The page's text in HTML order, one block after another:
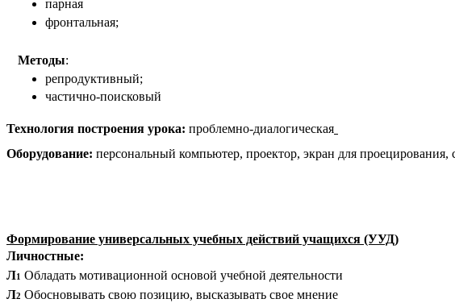
парная
фронтальная;
Методы:
репродуктивный;
частично-поисковый
Технология построения урока: проблемно-диалогическая
Оборудование: персональный компьютер, проектор, экран для
Формирование универсальных учебных действий учащихся (УУД)
Личностные:
Л1
Обладать мотивационной основой учебной деятельности
Л2 Обосновывать свою позицию, высказывать свое мнение